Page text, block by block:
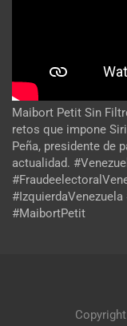
Maibort Petit Sin
retos que impone
Peña, presidente de
actualidad.
#MaibortPetit